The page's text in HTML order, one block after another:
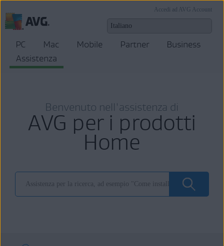
Accedi ad AVG Account
PC Mac Mobile Partner
Business
Assistenza
Benvenuto nell'assistenza di
AVG per i prodotti
Home